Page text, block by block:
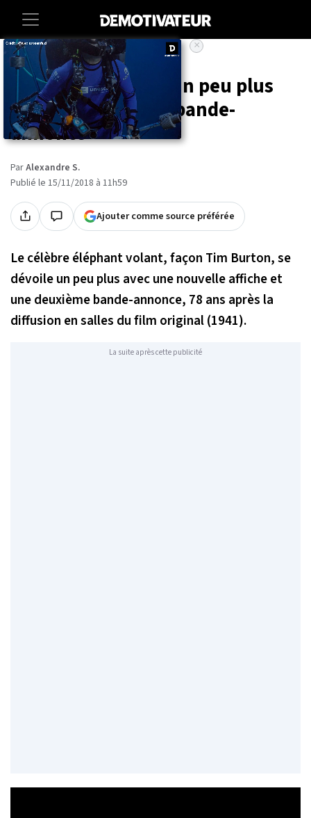
Accueil Entertainment Cinema
Dumbo se dévoile un peu plus
avec une nouvelle bande-
annonce
ParAlexandre S.
Publié le 15/11/2018 à 11h59
Ajouter comme source préférée
Le célèbre éléphant volant, façon Tim Burton, se
dévoile un peu plus avec une nouvelle affiche et
une deuxième bande-annonce, 78 ans après la
diffusion en salles du film original (1941).
La suite après cette publicité
×